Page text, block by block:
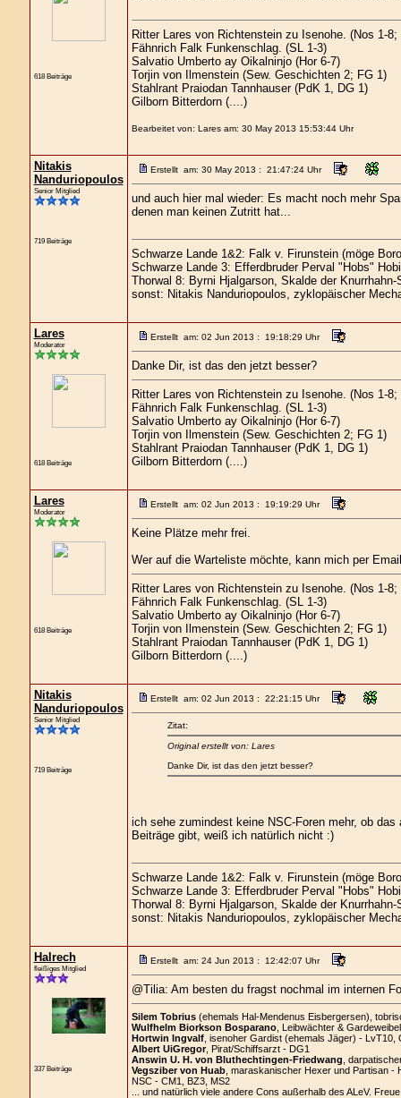
618 Beiträge
Ritter Lares von Richtenstein zu Isenohe. (Nos 1-
Fähnrich Falk Funkenschlag. (SL 1-3)
Salvatio Umberto ay Oikalninjo (Hor 6-7)
Torjin von Ilmenstein (Sew. Geschichten 2; FG 1)
Stahlrant Praiodan Tannhauser (PdK 1, DG 1)
Gilborn Bitterdorn (....)
Bearbeitet von: Lares am: 30 May 2013 15:53:44 Uhr
Nitakis
Nanduriopoulos
Senior Mitglied
719 Beiträge
Erstellt am: 30 May 2013 : 21:47:24 Uhr
und auch hier mal wieder: Es macht noch mehr
denen man keinen Zutritt hat...
Schwarze Lande 1&2: Falk v. Firunstein (möge
Schwarze Lande 3: Efferdbruder Perval "Hobs"
Thorwal 8: Byrni Hjalgarson, Skalde der
sonst: Nitakis Nanduriopoulos, zyklopäischer
Lares
Moderator
618 Beiträge
Erstellt am: 02 Jun 2013 : 19:18:29 Uhr
Danke Dir, ist das den jetzt besser?
Ritter Lares von Richtenstein zu Isenohe. (Nos 1-
Fähnrich Falk Funkenschlag. (SL 1-3)
Salvatio Umberto ay Oikalninjo (Hor 6-7)
Torjin von Ilmenstein (Sew. Geschichten 2; FG 1)
Stahlrant Praiodan Tannhauser (PdK 1, DG 1)
Gilborn Bitterdorn (....)
Lares
Moderator
618 Beiträge
Erstellt am: 02 Jun 2013 : 19:19:29 Uhr
Keine Plätze mehr frei.
Wer auf die Warteliste möchte, kann mich per
Ritter Lares von Richtenstein zu Isenohe. (Nos 1-
Fähnrich Falk Funkenschlag. (SL 1-3)
Salvatio Umberto ay Oikalninjo (Hor 6-7)
Torjin von Ilmenstein (Sew. Geschichten 2; FG 1)
Stahlrant Praiodan Tannhauser (PdK 1, DG 1)
Gilborn Bitterdorn (....)
Nitakis
Nanduriopoulos
Senior Mitglied
719 Beiträge
Erstellt am: 02 Jun 2013 : 22:21:15 Uhr
Zitat:
Original erstellt von: Lares
Danke Dir, ist das den jetzt besser?
ich sehe zumindest keine NSC-Foren mehr, ob
Beiträge gibt, weiß ich natürlich nicht :)
Schwarze Lande 1&2: Falk v. Firunstein (möge
Schwarze Lande 3: Efferdbruder Perval "Hobs"
Thorwal 8: Byrni Hjalgarson, Skalde der
sonst: Nitakis Nanduriopoulos, zyklopäischer
Halrech
fleißiges Mitglied
337 Beiträge
Erstellt am: 24 Jun 2013 : 12:42:07 Uhr
@Tilia: Am besten du fragst nochmal im internen
Silem Tobrius(ehemals Hal-Mendenus Eisbergersen),
Wulfhelm Biorkson Bosparano, Leibwächter &
Hortwin Ingvalf, isenoher Gardist (ehemals Jäger) - LvT10,
Albert UiGregor, Pirat/Schiffsarzt - DG1
Answin U. H. von Bluthechtingen-Friedwang ,
Vegsziber von Huab, maraskanischer Hexer und Partisan -
NSC - CM1, BZ3, MS2
... und natürlich viele andere Cons außerhalb des ALeV.